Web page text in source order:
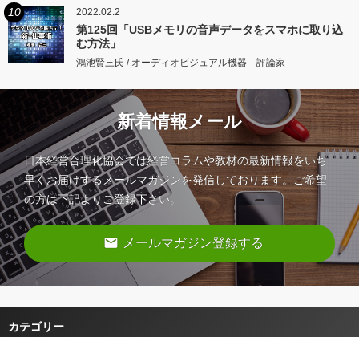
10 2022.02.2
第125回「USBメモリの音声データをスマホに取り込
む方法」
鴻池賢三氏 / オーディオビジュアル機器 評論家
新着情報メール
日本経営合理化協会では経営コラムや教材の最新情報をいち
早くお届けするメールマガジンを発信しております。ご希望
の方は下記よりご登録下さい。
email メールマガジン登録する
カテゴリー